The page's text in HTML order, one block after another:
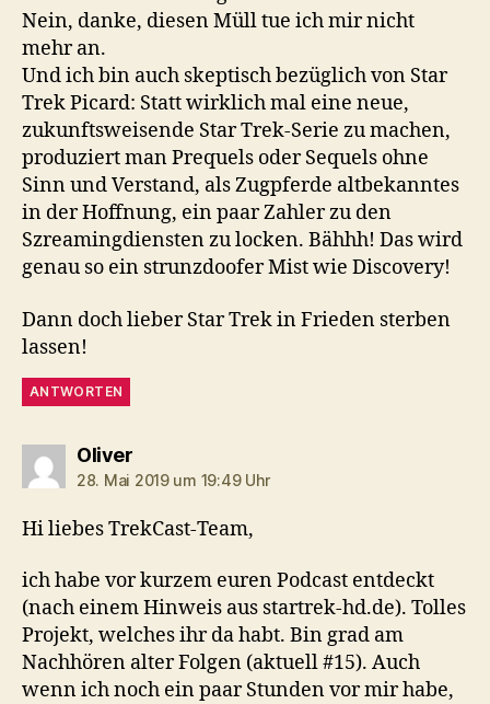
Nein, danke, diesen Müll tue ich mir nicht
mehr an.
Und ich bin auch skeptisch bezüglich von Star
Trek Picard: Statt wirklich mal eine neue,
zukunftsweisende Star Trek-Serie zu machen,
produziert man Prequels oder Sequels ohne
Sinn und Verstand, als Zugpferde altbekanntes
in der Hoffnung, ein paar Zahler zu den
Szreamingdiensten zu locken. Bähhh! Das wird
genau so ein strunzdoofer Mist wie Discovery!
Dann doch lieber Star Trek in Frieden sterben
lassen!
ANTWORTEN
Oliversagt:
28. Mai 2019 um 19:49 Uhr
Hi liebes TrekCast-Team,
ich habe vor kurzem euren Podcast entdeckt
(nach einem Hinweis aus startrek-hd.de). Tolles
Projekt, welches ihr da habt. Bin grad am
Nachhören alter Folgen (aktuell #15). Auch
wenn ich noch ein paar Stunden vor mir habe,